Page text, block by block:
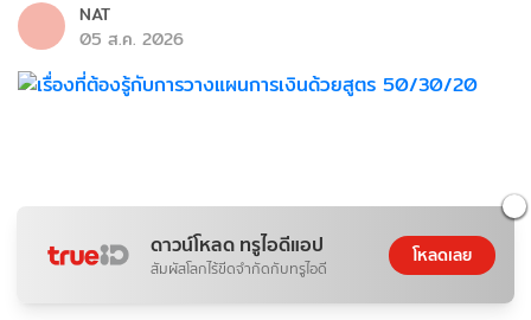
NAT
05 ส.ค. 2026
ดาวน์โหลด ทรูไอดีแอป
สัมผัสโลกไร้ขีดจำกัดกับทรูไอดี
โหลดเลย